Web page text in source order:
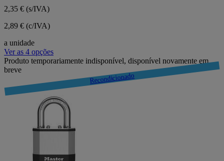
2,35 € (s/IVA)
2,89 € (c/IVA)
a unidade
Ver as 4 opções
Produto temporariamente indisponível, disponível novamente em
breve